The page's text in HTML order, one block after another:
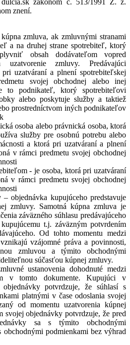
znení.
zmluva, ak zmluvnými stranami
a na druhej strane spotrebiteľ, ktorý
obsah dodávateľom vopred
uzatvorenie zmluvy. Predávajúci
uzatváraní a plnení spotrebiteľskej
svojej obchodnej alebo inej
to podnikateľ, ktorý spotrebiteľovi
alebo poskytuje služby a taktiež
prostredníctvom iných podnikateľov
osoba alebo právnická osoba, ktorá
služby pre osobnú potrebu alebo
a ktorá pri uzatváraní a plnení
v rámci predmetu svojej obchodnej
- je osoba, ktorá pri uzatváraní
v rámci predmetu svojej obchodnej
objednávka kupujúceho predstavuje
zmluvy. Samotná kúpna zmluva je
záväzného súhlasu predávajúceho
t.j. záväzným potvrdením
Od tohto momentu medzi
vzájomné práva a povinnosti,
zmluvou a týmito obchodnými
súčasťou kúpnej zmluvy.
ustanovenia dohodnuté medzi
v tomto dokumente. Kupujúci v
objednávky potvrdzuje, že súhlasí s
platnými v čase odoslania svojej
od momentu uzatvorenia kúpnej
svojej objednávky potvrdzuje, že pred
sa s týmito obchodnými
obchodnými podmienkami bez výhrad